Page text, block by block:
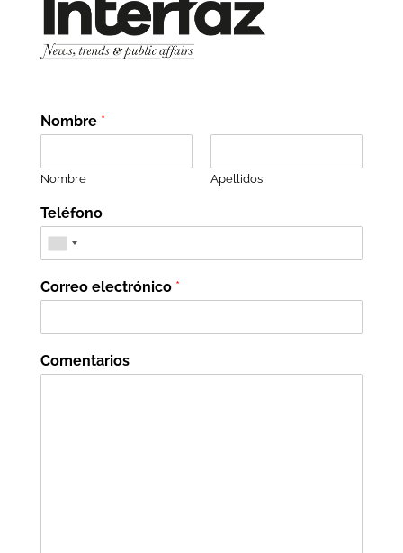
Nombre *
Nombre Apellidos
Teléfono
Correo electrónico *
Comentarios